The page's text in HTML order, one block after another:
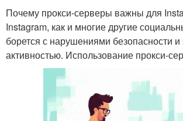
Почему прокси-серверы важны для
Instagram, как и многие другие
борется с нарушениями безопасности и
активностью. Использование прокси-